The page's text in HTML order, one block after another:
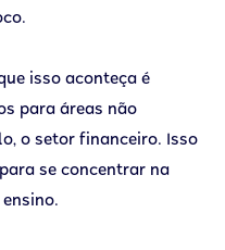
isso aconteça é
para áreas não
o setor financeiro. Isso
se concentrar na